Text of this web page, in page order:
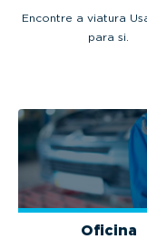
Encontre a viatura
para si.
Oficina